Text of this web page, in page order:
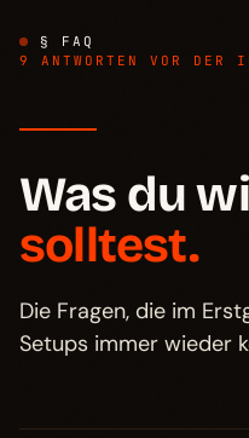
§ FAQ
9 ANTWORTEN VOR DER
Was du
solltest.
Die Fragen, die im
Setups immer wieder